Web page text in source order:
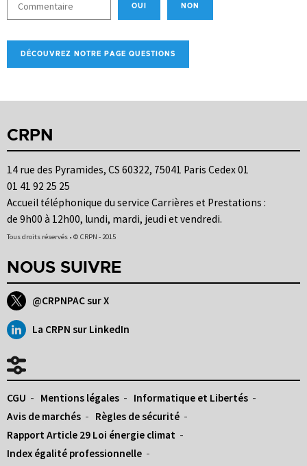
OUI NON
DÉCOUVREZ NOTRE PAGE QUESTIONS
CRPN
14 rue des Pyramides, CS 60322, 75041 Paris Cedex 01
01 41 92 25 25
Accueil téléphonique du service Carrières et Prestations :
de 9h00 à 12h00, lundi, mardi, jeudi et vendredi.
Tous droits réservés • © CRPN - 2015
NOUS SUIVRE
@CRPNPAC sur X
La CRPN sur LinkedIn
CGU Mentions légales
Informatique et Libertés
Avis de marchés
Règles de sécurité
Rapport Article 29 Loi énergie climat
Index égalité professionnelle